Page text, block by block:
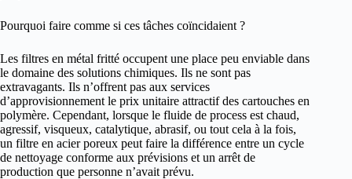
Pourquoi faire comme si ces tâches coïncidaient ?
Les filtres en métal fritté occupent une place peu enviable dans
le domaine des solutions chimiques. Ils ne sont pas
extravagants. Ils n’offrent pas aux services
d’approvisionnement le prix unitaire attractif des cartouches en
polymère. Cependant, lorsque le fluide de process est chaud,
agressif, visqueux, catalytique, abrasif, ou tout cela à la fois,
un filtre en acier poreux peut faire la différence entre un cycle
de nettoyage conforme aux prévisions et un arrêt de
production que personne n’avait prévu.